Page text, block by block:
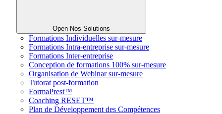
Open Nos Solutions
Formations Individuelles sur-mesure
Formations Intra-entreprise sur-mesure
Formations Inter-entreprise
Conception de formations 100% sur-mesure
Organisation de Webinar sur-mesure
Tutorat post-formation
FormaPrest™
Coaching RESET™
Plan de Développement des Compétences